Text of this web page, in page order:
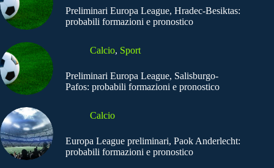
Preliminari Europa League, Hradec-Besiktas:
probabili formazioni e pronostico
Calcio, Sport
Preliminari Europa League, Salisburgo-
Pafos: probabili formazioni e pronostico
Calcio
Europa League preliminari, Paok Anderlecht:
probabili formazioni e pronostico